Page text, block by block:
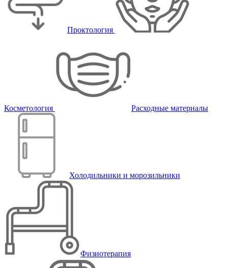
Проктология
Косметология Расходные материалы
Холодильники и морозильники
Физиотерапия